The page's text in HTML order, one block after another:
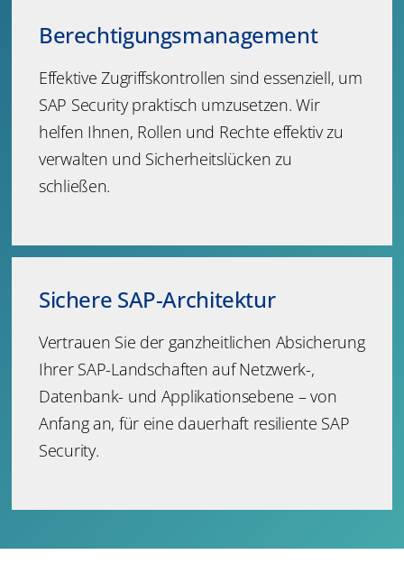
Berechtigungsmanagement
Effektive Zugriffskontrollen sind essenziell, um
SAP Security praktisch umzusetzen. Wir
helfen Ihnen, Rollen und Rechte effektiv zu
verwalten und Sicherheitslücken zu
schließen.
Sichere SAP-Architektur
Vertrauen Sie der ganzheitlichen Absicherung
Ihrer SAP-Landschaften auf Netzwerk-,
Datenbank- und Applikationsebene – von
Anfang an, für eine dauerhaft resiliente SAP
Security.